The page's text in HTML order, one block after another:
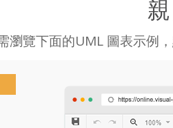
瀏覽下面的UML 圖表示例